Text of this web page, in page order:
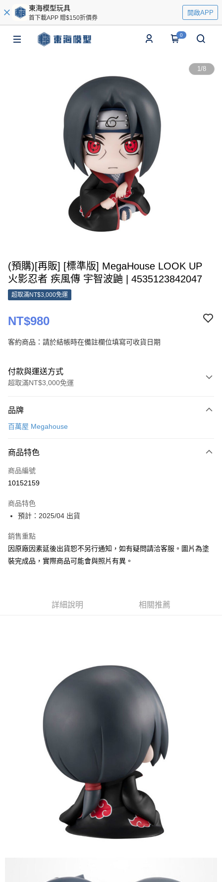
東海模型玩具
首下載APP 贈$150折價券
開啟APP
0
1/8
(預購)[再販] [標準版] MegaHouse LOOK UP
火影忍者 疾風傳 宇智波鼬 | 4535123842047
超取滿NT$3,000免運
NT$980
客約商品：請於結帳時在備註欄位填寫可收貨日期
付款與運送方式
超取滿NT$3,000免運
信用卡一次付款
Apple Pay
Google Pay
大哥付你分期
相關說明
【大哥付你分期使用說明】
1.本服務由台灣大哥大提供，台灣大哥大用戶可立即使用無須另外申請。
2.付款方式選擇「大哥付你分期」，訂單成立後會自動跳轉到大哥付的交易
流程，驗證手機門號後，選擇欲分期的期數、繳款截止日，確認付款後即完
法說明評估內容。
1.本服務係由「台灣大哥大股份有限公司」（以下簡稱本公司）所提供，讓
用戶於交易時，得透過本服務購買商品或服務，並由商店將買賣／分期付款
買賣價金債權讓與本公司後，依約使用本公司帳單繳交帳款。
2.基於同意付款使用「大哥付你分期」之契約關係目的，商店將以您的個人
資料（包含姓名、電話或地址）提供予台灣大哥大進項蒐集、處理及利用，
由本公司與您本人進行分期帳單所需資料之確認、核對及更正。
3.完整用戶服務條款，請詳閱以下連結：
https://oppay.tw/userRule
ATM付款
運送方式
預購-付款後全家取貨(舊)
預購-付款後7-11取貨(舊)
每筆NT$90，滿NT$3,000(含以上)免運費
預購-宅配(舊)
每筆NT$120，滿NT$3,000(含以上)免運費
預購-宅配(離島)(舊)
每筆NT$160，滿NT$3,000(含以上)免運費
東海門市自取，需自備購物袋取貨唷。
品牌
百萬屋 Megahouse
商品特色
商品編號
10152159
商品特色
預計：2025/04 出貨
銷售重點
因原廠因素延後出貨恕不另行通知，如有疑問請洽客服。圖片為塗
裝完成品，實際商品可能會與照片有異。
詳細說明 相關推薦